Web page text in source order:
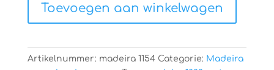
aantal
Toevoegen aan winkelwagen
Artikelnummer: madeira 1154 Categorie: Madeira